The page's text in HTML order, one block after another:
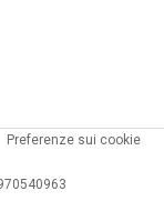
Preferenze sui cookie